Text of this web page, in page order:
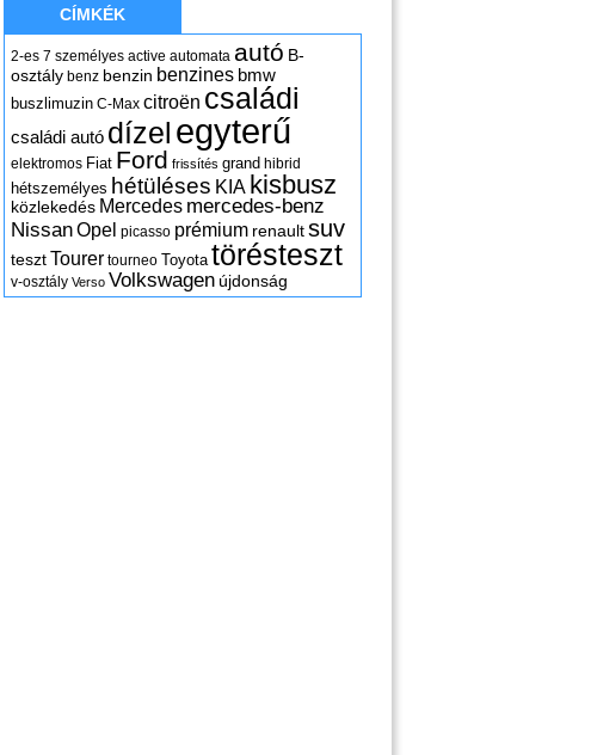
CÍMKÉK
2-es 7 személyes active automata autó B-
osztály benz benzin benzines bmw
buszlimuzin C-Max citroën családi
családi autó dízel egyterű
elektromos Fiat Ford frissítés grand hibrid
hétszemélyes hétüléses KIA kisbusz
közlekedés Mercedes mercedes-benz
NissanOpel picasso prémium renaultsuv
tesztTourer tourneo Toyota törésteszt
v-osztály Verso Volkswagen újdonság